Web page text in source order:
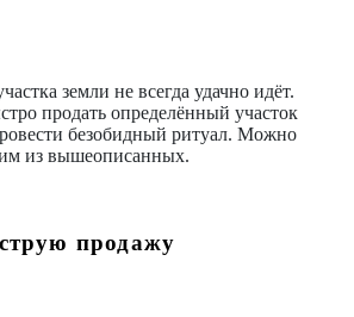
земли не всегда удачно идёт.
продать определённый участок
безобидный ритуал. Можно
из вышеописанных.
продажу